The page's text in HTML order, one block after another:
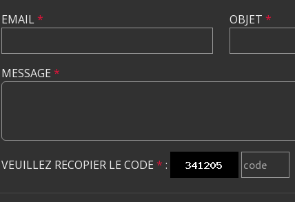
EMAIL* OBJET *
MESSAGE *
VEUILLEZ RECOPIER LE CODE * :